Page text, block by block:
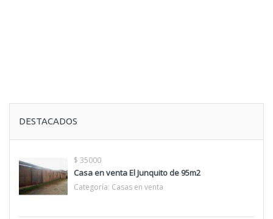
DESTACADOS
$ 35000
Casa en venta El Junquito de 95m2
Categoría: Casas en venta